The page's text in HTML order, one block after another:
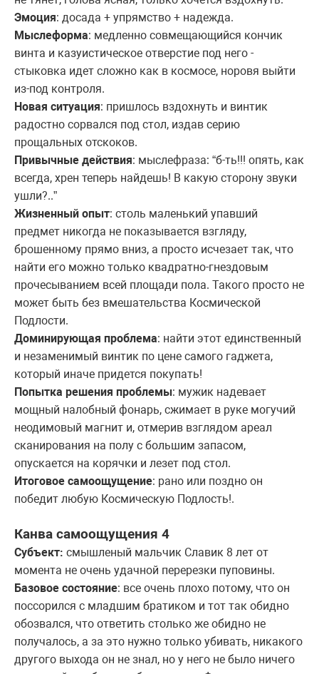
Эмоция: досада + упрямство + надежда.
Мыслеформа: медленно совмещающийся кончик
винта и казуистическое отверстие под него -
стыковка идет сложно как в космосе, норовя выйти
из-под контроля.
Новая ситуация: пришлось вздохнуть и винтик
радостно сорвался под стол, издав серию
прощальных отскоков.
Привычные действия: мыслефраза: “б-ть!!! опять, как
всегда, хрен теперь найдешь! В какую сторону звуки
ушли?..”
Жизненный опыт: столь маленький упавший
предмет никогда не показывается взгляду,
брошенному прямо вниз, а просто исчезает так, что
найти его можно только квадратно-гнездовым
прочесыванием всей площади пола. Такого просто не
может быть без вмешательства Космической
Подлости.
Доминирующая проблема: найти этот единственный
и незаменимый винтик по цене самого гаджета,
который иначе придется покупать!
Попытка решения проблемы: мужик надевает
мощный налобный фонарь, сжимает в руке могучий
неодимовый магнит и, отмерив взглядом ареал
сканирования на полу с большим запасом,
опускается на корячки и лезет под стол.
Итоговое самоощущение: рано или поздно он
победит любую Космическую Подлость!.
Канва самоощущения 4
Субъект: смышленый мальчик Славик 8 лет от
момента не очень удачной перерезки пуповины.
Базовое состояние: все очень плохо потому, что он
поссорился с младшим братиком и тот так обидно
обозвался, что ответить столько же обидно не
получалось, а за это нужно только убивать, никакого
другого выхода он не знал, но у него не было ничего